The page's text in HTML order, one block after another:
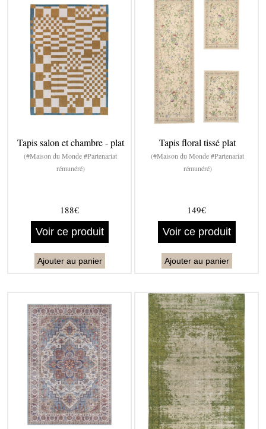
Tapis salon et chambre - plat
(#Maison du Monde #Partenariat
rémunéré)
188€
Voir ce produit
Ajouter au panier
Tapis floral tissé plat
(#Maison du Monde #Partenariat
rémunéré)
149€
Voir ce produit
Ajouter au panier